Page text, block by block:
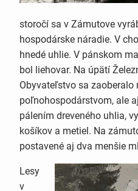
storočí sa v Zámutove
hospodárske náradie. V
hnedé uhlie. V pánskom
bol liehovar. Na úpätí
Obyvateľstvo sa zaoberalo
poľnohospodárstvom, ale
pálením dreveného uhlia,
košíkov a metiel. Na
postavené aj dva menšie
Lesy
v